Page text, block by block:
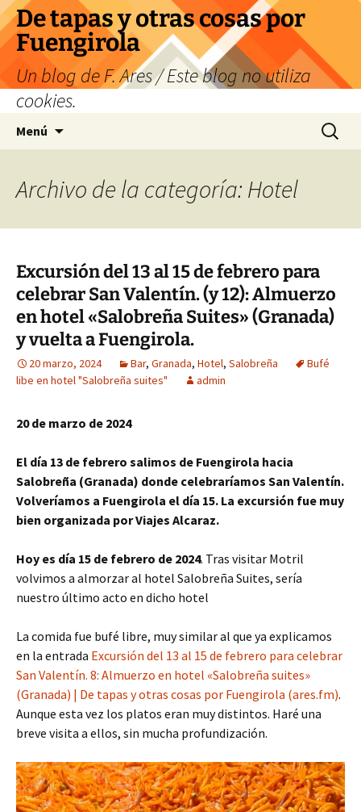
Saltar
al
contenido
De tapas y otras cosas por
Fuengirola
Un blog de F. Ares / Este blog no utiliza
cookies.
Menú Buscar:
Archivo de la categoría: Hotel
Excursión del 13 al 15 de febrero para
celebrar San Valentín. (y 12): Almuerzo
en hotel «Salobreña Suites» (Granada)
y vuelta a Fuengirola.
20 marzo, 2024 Bar, Granada, Hotel, Salobreña
Bufé
libe en hotel "Salobreña suites"
admin
20 de marzo de 2024
El día 13 de febrero salimos de Fuengirola hacia
Salobreña (Granada) donde celebraríamos San Valentín.
Volveríamos a Fuengirola el día 15. La excursión fue muy
bien organizada por Viajes Alcaraz.
Hoy es día 15 de febrero de 2024. Tras visitar Motril
volvimos a almorzar al hotel Salobreña Suites, sería
nuestro último acto en dicho hotel
La comida fue bufé libre, muy similar al que ya explicamos
en la entrada Excursión del 13 al 15 de febrero para celebrar
San Valentín. 8: Almuerzo en hotel «Salobreña suites»
(Granada) | De tapas y otras cosas por Fuengirola (ares.fm).
Aunque esta vez los platos eran muy distintos. Haré una
breve visita a ellos, sin mucha profundización.